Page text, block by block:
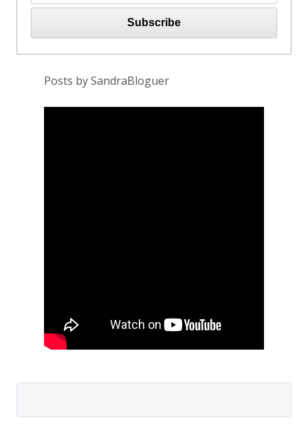
Posts by SandraBloguer